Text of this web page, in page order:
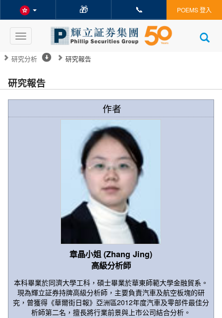
🎁 📞 POEMS 登入
Toggle
navigation
研究分析 研究報告
研究報告
作者
章晶小姐 (Zhang Jing)
高級分析師
本科畢業於同濟大學工科，碩士畢業於華東師範大學金融貿系。
現為輝立証券持牌高級分析師，主要負責汽車及航空板塊的研
究，曾獲得《華爾街日報》亞洲區2012年度汽車及零部件最佳分
析師第二名，擅長將行業前景與上市公司結合分析。